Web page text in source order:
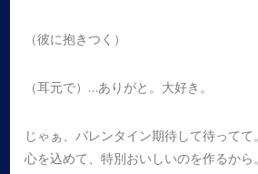
（彼に抱きつく）
（耳元で）…ありがと。大好き。
じゃぁ、バレンタイン期待して待ってて。
心を込めて、特別おいしいのを作るから。